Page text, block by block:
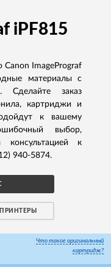
iPF815
Canon ImagePrograf
материалы с
Сделайте заказ
картриджи и
к вашему
выбор,
консультацией к
940-5874.
Что такое оригинальный
картридж?